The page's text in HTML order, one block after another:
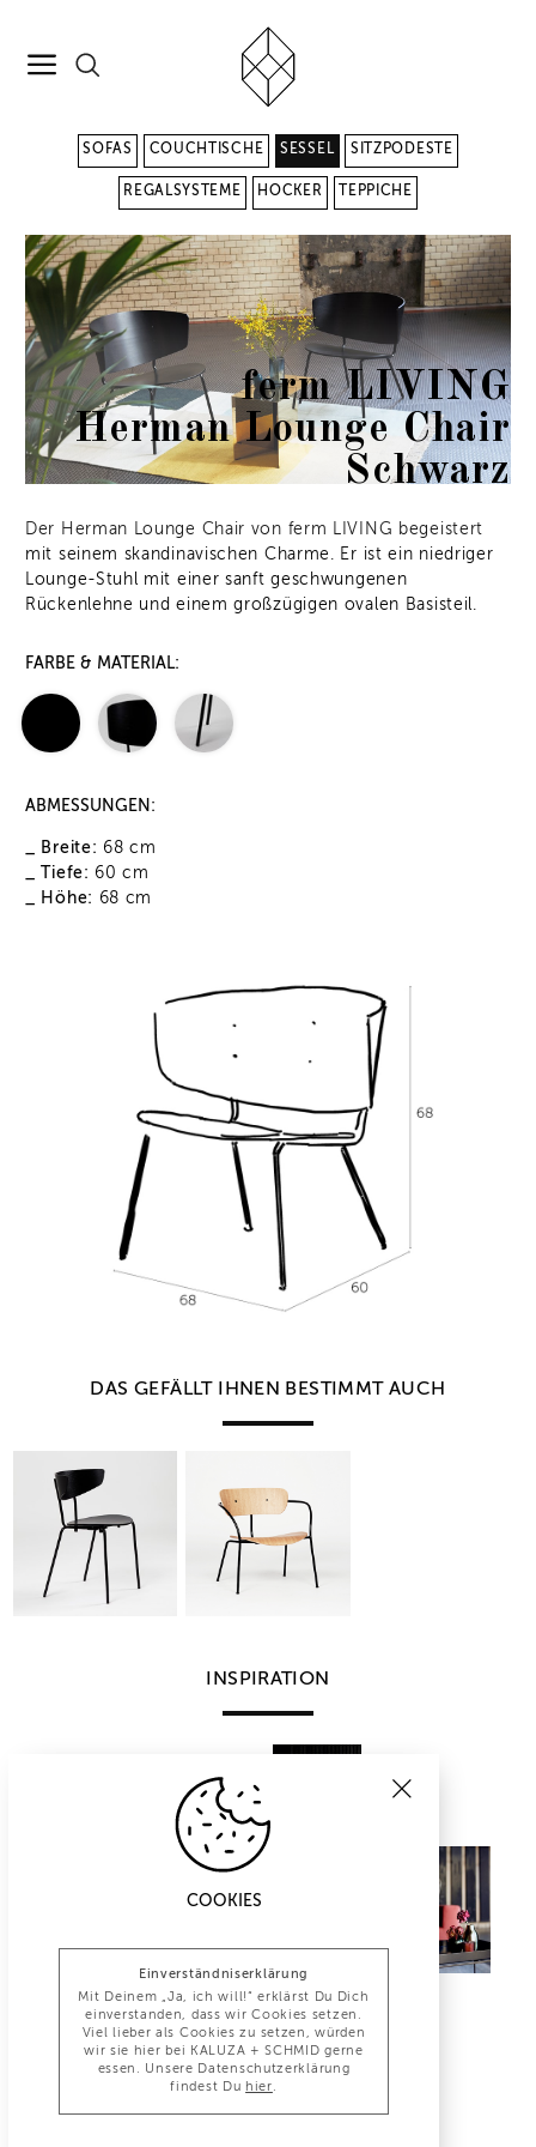
SOFAS COUCHTISCHE SESSEL SITZPODESTE
REGALSYSTEME HOCKER TEPPICHE
ferm LIVING
Herman Lounge Chair
Schwarz
Der Herman Lounge Chair von ferm LIVING begeistert
mit seinem skandinavischen Charme. Er ist ein niedriger
Lounge-Stuhl mit einer sanft geschwungenen
Rückenlehne und einem großzügigen ovalen Basisteil.
FARBE & MATERIAL:
ABMESSUNGEN:
_ Breite: 68 cm
_ Tiefe: 60 cm
_ Höhe: 68 cm
DAS GEFÄLLT IHNEN BESTIMMT AUCH
INSPIRATION
COOKIES
Einverständniserklärung
Mit Deinem „Ja, ich will!“ erklärst Du Dich
einverstanden, dass wir Cookies setzen.
Viel lieber als Cookies zu setzen, würden
wir sie hier bei KALUZA + SCHMID gerne
essen. Unsere Datenschutzerklärung
findest Du hier